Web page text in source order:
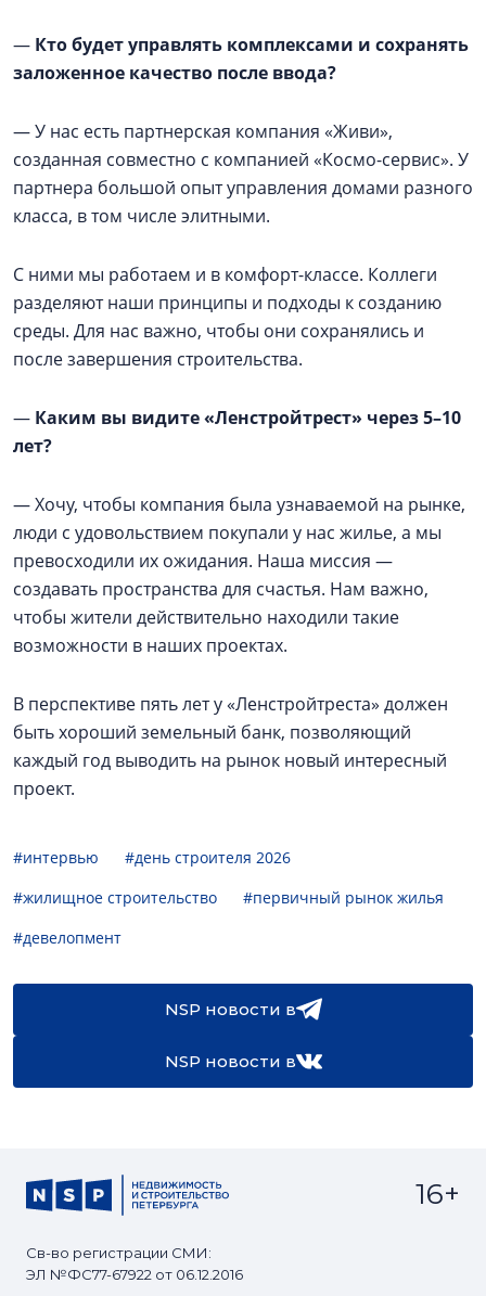
— Кто будет управлять комплексами и сохранять
заложенное качество после ввода?
— У нас есть партнерская компания «Живи»,
созданная совместно с компанией «Космо-сервис». У
партнера большой опыт управления домами разного
класса, в том числе элитными.
С ними мы работаем и в комфорт-классе. Коллеги
разделяют наши принципы и подходы к созданию
среды. Для нас важно, чтобы они сохранялись и
после завершения строительства.
— Каким вы видите «Ленстройтрест» через 5–10
лет?
— Хочу, чтобы компания была узнаваемой на рынке,
люди с удовольствием покупали у нас жилье, а мы
превосходили их ожидания. Наша миссия —
создавать пространства для счастья. Нам важно,
чтобы жители действительно находили такие
возможности в наших проектах.
В перспективе пять лет у «Ленстройтреста» должен
быть хороший земельный банк, позволяющий
каждый год выводить на рынок новый интересный
проект.
#интервью
#день строителя 2026
#жилищное строительство
#первичный рынок жилья
#девелопмент
NSP новости в
NSP новости в
Св-во регистрации СМИ:
ЭЛ №ФС77-67922 от 06.12.2016
16+